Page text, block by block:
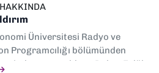
Üniversitesi Radyo ve
Programcılığı bölümünden
mezun oldum. Dokuz Eylül